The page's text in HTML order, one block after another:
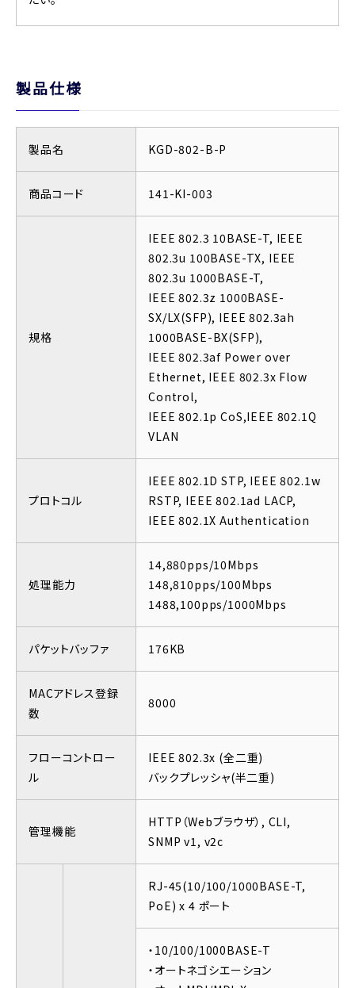
製品仕様
製品名 KGD-802-B-P
商品コード 141-KI-003
規格
IEEE 802.3 10BASE-T, IEEE
802.3u 100BASE-TX, IEEE
802.3u 1000BASE-T,
IEEE 802.3z 1000BASE-
SX/LX(SFP), IEEE 802.3ah
1000BASE-BX(SFP),
IEEE 802.3af Power over
Ethernet, IEEE 802.3x Flow
Control,
IEEE 802.1p CoS,IEEE 802.1Q
VLAN
プロトコル
IEEE 802.1D STP, IEEE 802.1w
RSTP, IEEE 802.1ad LACP,
IEEE 802.1X Authentication
処理能力
14,880pps/10Mbps
148,810pps/100Mbps
1488,100pps/1000Mbps
パケットバッファ 176KB
MACアドレス登録
数
8000
フローコントロー
ル
IEEE 802.3x (全二重)
バックプレッシャ(半二重)
管理機能
HTTP（Webブラウザ）, CLI,
SNMP v1, v2c
RJ-45(10/100/1000BASE-T,
PoE) x 4 ポート
・10/100/1000BASE-T
・オートネゴシエーション